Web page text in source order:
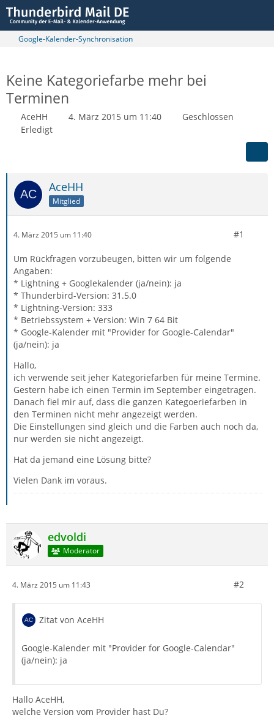
Google-Kalender-Synchronisation
Keine Kategoriefarbe mehr bei
Terminen
AceHH 4. März 2015 um 11:40
Geschlossen
Erledigt
AceHH
Mitglied
4. März 2015 um 11:40 #1
Um Rückfragen vorzubeugen, bitten wir um folgende
Angaben:
* Lightning + Googlekalender (ja/nein): ja
* Thunderbird-Version: 31.5.0
* Lightning-Version: 333
* Betriebssystem + Version: Win 7 64 Bit
* Google-Kalender mit "Provider for Google-Calendar"
(ja/nein): ja
Hallo,
ich verwende seit jeher Kategoriefarben für meine Termine.
Gestern habe ich einen Termin im September eingetragen.
Danach fiel mir auf, dass die ganzen Kategoeriefarben in
den Terminen nicht mehr angezeigt werden.
Die Einstellungen sind gleich und die Farben auch noch da,
nur werden sie nicht angezeigt.
Hat da jemand eine Lösung bitte?
Vielen Dank im voraus.
edvoldi
Moderator
4. März 2015 um 11:43 #2
Zitat von AceHH
Google-Kalender mit "Provider for Google-Calendar"
(ja/nein): ja
Hallo AceHH,
welche Version vom Provider hast Du?